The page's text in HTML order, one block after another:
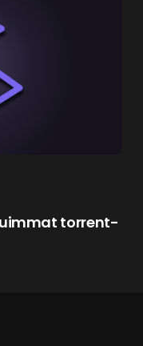
torrent-